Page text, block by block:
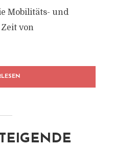
Mobilitäts- und
von